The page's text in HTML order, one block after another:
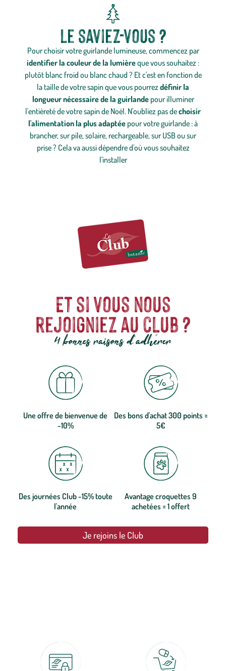
Le saviez-vous ?
Pour choisir votre guirlande lumineuse, commencez par
identifier la couleur de la lumièreque vous souhaitez :
plutôt blanc froid ou blanc chaud ? Et c'est en fonction de
la taille de votre sapin que vous pourrez définir la
longueur nécessaire de la guirlandepour illuminer
l'entièreté de votre sapin de Noël. N'oubliez pas dechoisir
l'alimentation la plus adaptée pour votre guirlande : à
brancher, sur pile, solaire, rechargeable, sur USB ou sur
prise ? Cela va aussi dépendre d'où vous souhaitez
l'installer
Et si vous nous
rejoigniez au club ?
4 bonnes raisons d'adhérer
Une offre de bienvenue de
-10%
Des bons d'achat 300 points =
5€
Des journées Club -15% toute
l'année
Avantage croquettes 9
achetées = 1 offert
Je rejoins le Club